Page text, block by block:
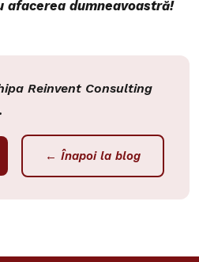
dumneavoastră!
Reinvent Consulting
← Înapoi la blog